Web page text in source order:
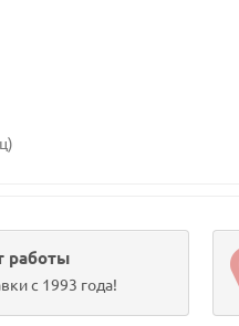
работы
с 1993 года!